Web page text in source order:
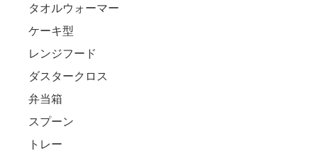
タオルウォーマー
ケーキ型
レンジフード
ダスタークロス
弁当箱
スプーン
トレー